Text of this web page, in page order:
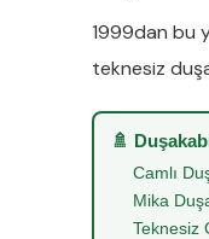
1999dan bu
teknesiz
🚿
Camlı
Mika
Teknesiz